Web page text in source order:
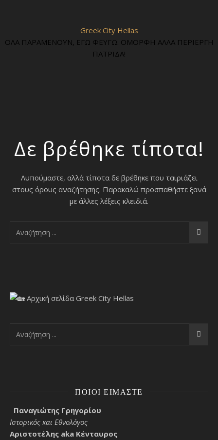
Greek City Hellas
ΟΛΑ ΠΑΡΑΜΕΝΟΥΝ, ΕΓΩ ΦΕΥΓΩ. ΟΜΟΡΦΗ ΑΛΛΑ ΠΕΡΙΕΡΓΗ
ΠΑΤΡΙΔΑ!
Δε βρέθηκε τίποτα!
Λυπούμαστε, αλλά τίποτα δε βρέθηκε που ταιριάζει
στους όρους αναζήτησης. Παρακαλώ προσπαθήστε ξανά
με άλλες λέξεις κλειδιά.
ΠΟΙΟΙ ΕΊΜΑΣΤΕ
Παναγιώτης Γρηγορίου
Ιστορικός και Εθνολόγος
Αριστοτέλης aka Κένταυρος